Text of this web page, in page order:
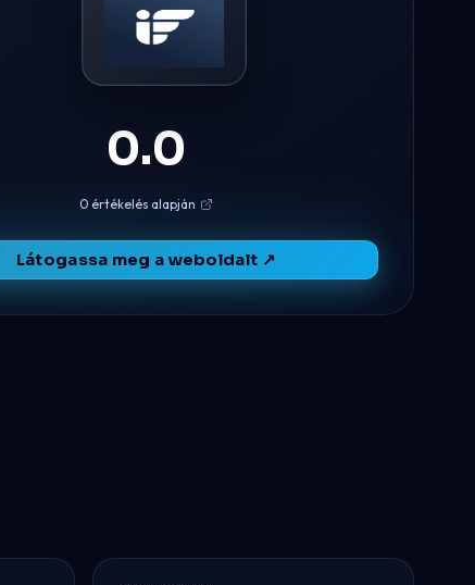
0.0
0 értékelés alapján
Látogassa meg a weboldalt ↗